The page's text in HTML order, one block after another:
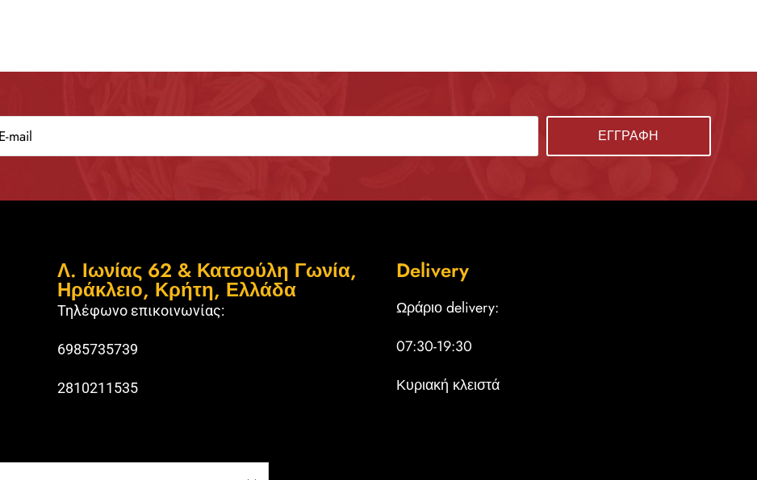
Λ. Ιωνίας 62 & Κατσούλη Γωνία,
Ηράκλειο, Κρήτη, Ελλάδα
Τηλέφωνο επικοινωνίας:
6985735739
2810211535
Delivery
Ωράριο delivery:
07:30-19:30
Κυριακή κλειστά